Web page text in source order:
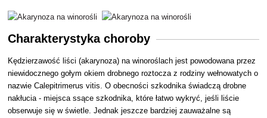
Charakterystyka choroby
Kędzierzawość liści (akarynoza) na winoroślach jest powodowana przez
niewidocznego gołym okiem drobnego roztocza z rodziny wełnowatych o
nazwie Calepitrimerus vitis. O obecności szkodnika świadczą drobne
nakłucia - miejsca ssące szkodnika, które łatwo wykryć, jeśli liście
obserwuje się w świetle. Jednak jeszcze bardziej zauważalne są